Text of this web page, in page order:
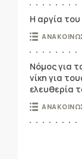
Η αργία
Νόμος για
νίκη για
ελευθερία